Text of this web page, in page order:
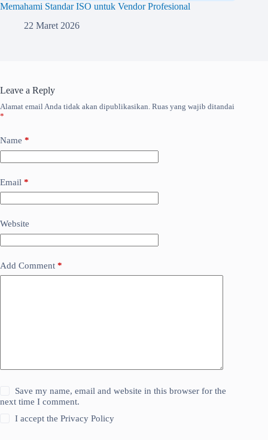
Memahami Standar ISO untuk Vendor Profesional
22 Maret 2026
Leave a Reply
Alamat email Anda tidak akan dipublikasikan. Ruas yang wajib ditandai
*
Name *
Email *
Website
Add Comment *
Save my name, email and website in this browser for the
next time I comment.
I accept thePrivacy Policy